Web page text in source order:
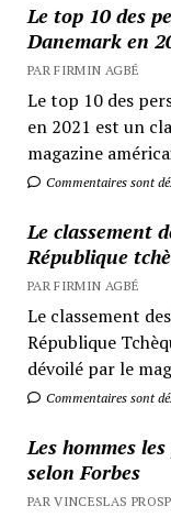
Le top 10 des
Danemark en
PAR FIRMIN AGBÉ
Le top 10 des
en 2021 est un
magazine
Commentaires sont
Le classement
République
PAR FIRMIN AGBÉ
Le classement
République
dévoilé par le
Commentaires sont
Les hommes
selon Forbes
PAR VINCESLAS